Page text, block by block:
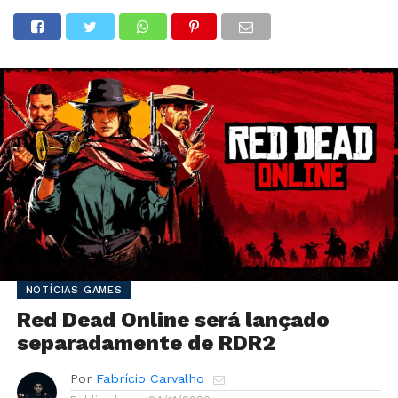
NOTÍCIAS GAMES
Red Dead Online será lançado
separadamente de RDR2
Por Fabrício Carvalho